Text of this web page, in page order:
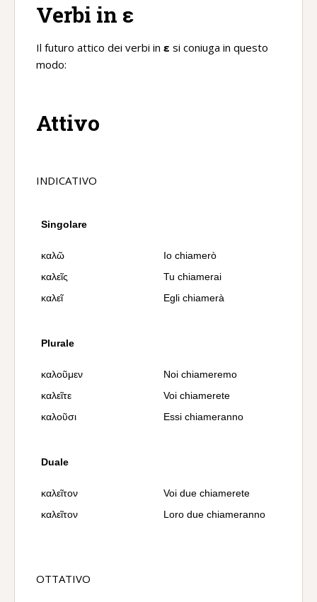
Verbi in ε
Il futuro attico dei verbi in ε si coniuga in questo
modo:
Attivo
INDICATIVO
Singolare
καλῶ
Io chiamerò
καλεῖς
Tu chiamerai
καλεῖ
Egli chiamerà
Plurale
καλοῦμεν
Noi chiameremo
καλεῖτε
Voi chiamerete
καλοῦσι
Essi chiameranno
Duale
καλεῖτον
Voi due chiamerete
καλεῖτον
Loro due chiameranno
OTTATIVO